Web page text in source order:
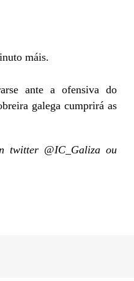
máis.
ante a ofensiva do
galega cumprirá as
twitter @IC_Galiza ou